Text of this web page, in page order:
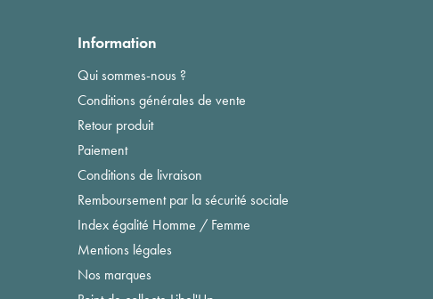
Information
Qui sommes-nous ?
Conditions générales de vente
Retour produit
Paiement
Conditions de livraison
Remboursement par la sécurité sociale
Index égalité Homme / Femme
Mentions légales
Nos marques